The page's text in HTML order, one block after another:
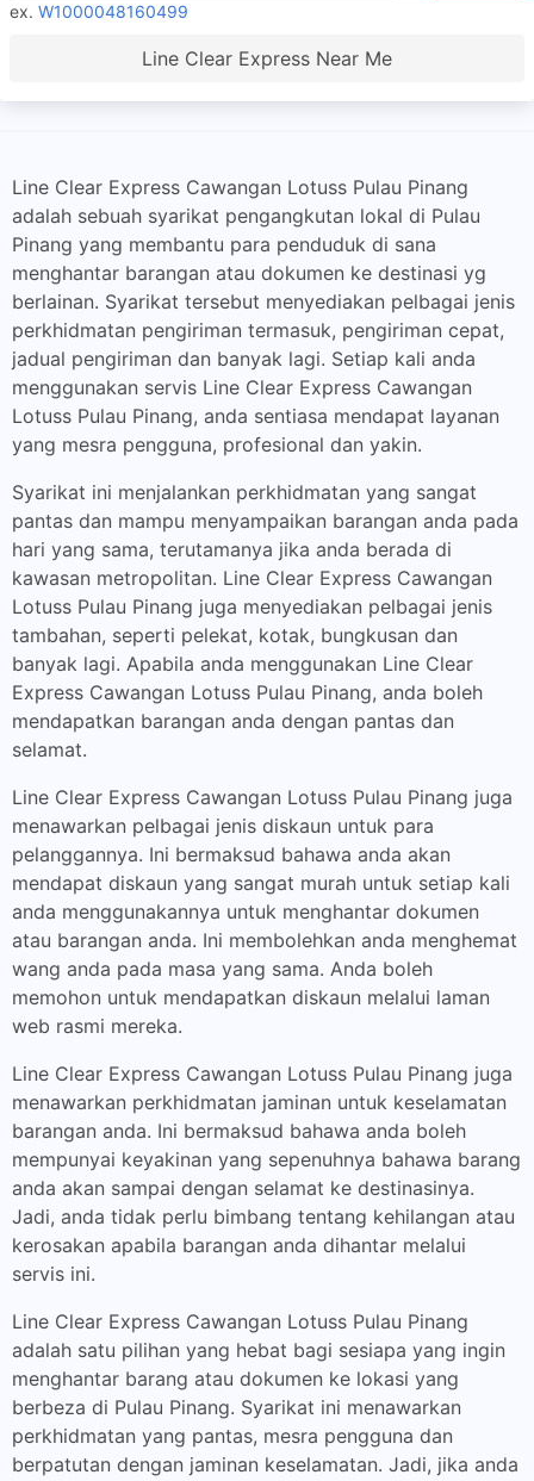
ex. W1000048160499
Line Clear Express Near Me
Line Clear Express Cawangan Lotuss Pulau Pinang
adalah sebuah syarikat pengangkutan lokal di Pulau
Pinang yang membantu para penduduk di sana
menghantar barangan atau dokumen ke destinasi yg
berlainan. Syarikat tersebut menyediakan pelbagai jenis
perkhidmatan pengiriman termasuk, pengiriman cepat,
jadual pengiriman dan banyak lagi. Setiap kali anda
menggunakan servis Line Clear Express Cawangan
Lotuss Pulau Pinang, anda sentiasa mendapat layanan
yang mesra pengguna, profesional dan yakin.
Syarikat ini menjalankan perkhidmatan yang sangat
pantas dan mampu menyampaikan barangan anda pada
hari yang sama, terutamanya jika anda berada di
kawasan metropolitan. Line Clear Express Cawangan
Lotuss Pulau Pinang juga menyediakan pelbagai jenis
tambahan, seperti pelekat, kotak, bungkusan dan
banyak lagi. Apabila anda menggunakan Line Clear
Express Cawangan Lotuss Pulau Pinang, anda boleh
mendapatkan barangan anda dengan pantas dan
selamat.
Line Clear Express Cawangan Lotuss Pulau Pinang juga
menawarkan pelbagai jenis diskaun untuk para
pelanggannya. Ini bermaksud bahawa anda akan
mendapat diskaun yang sangat murah untuk setiap kali
anda menggunakannya untuk menghantar dokumen
atau barangan anda. Ini membolehkan anda menghemat
wang anda pada masa yang sama. Anda boleh
memohon untuk mendapatkan diskaun melalui laman
web rasmi mereka.
Line Clear Express Cawangan Lotuss Pulau Pinang juga
menawarkan perkhidmatan jaminan untuk keselamatan
barangan anda. Ini bermaksud bahawa anda boleh
mempunyai keyakinan yang sepenuhnya bahawa barang
anda akan sampai dengan selamat ke destinasinya.
Jadi, anda tidak perlu bimbang tentang kehilangan atau
kerosakan apabila barangan anda dihantar melalui
servis ini.
Line Clear Express Cawangan Lotuss Pulau Pinang
adalah satu pilihan yang hebat bagi sesiapa yang ingin
menghantar barang atau dokumen ke lokasi yang
berbeza di Pulau Pinang. Syarikat ini menawarkan
perkhidmatan yang pantas, mesra pengguna dan
berpatutan dengan jaminan keselamatan. Jadi, jika anda